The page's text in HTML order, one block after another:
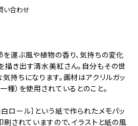
い合わせ
運ぶ風や植物の香り、気持ちの変化
描き出す清水美紅さん。自分もその世
持ちになります。画材はアクリルガッ
種）を使用されているとのこと。
ロール］という紙で作られたメモパッ
刷されていますので、イラストと紙の風